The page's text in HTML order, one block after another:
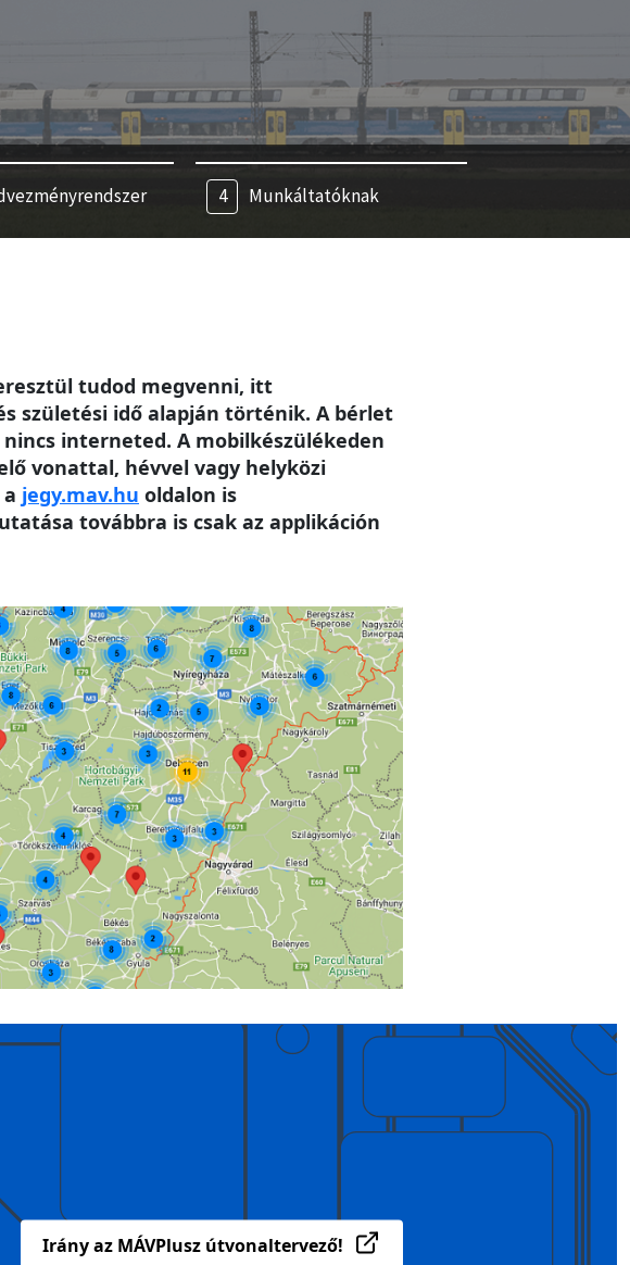
Munkáltatóknak
tudod megvenni, itt
születési idő alapján történik. A bérlet
interneted. A mobilkészülékeden
vonattal, hévvel vagy helyközi
jegy.mav.hu oldalon is
továbbra is csak az applikáción
Irány az MÁVPlusz útvonaltervező!